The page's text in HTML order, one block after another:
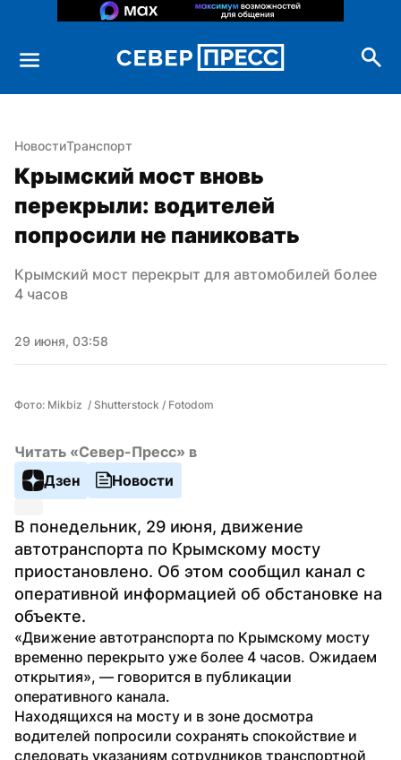
НовостиТранспорт
Крымский мост вновь
перекрыли: водителей
попросили не паниковать
Крымский мост перекрыт для автомобилей более
4 часов
29 июня, 03:58
Фото: Mikbiz  / Shutterstock / Fotodom
Читать «Север-Пресс» в
Дзен
Новости
В понедельник, 29 июня, движение
автотранспорта по Крымскому мосту
приостановлено. Об этом сообщил канал с
оперативной информацией об обстановке на
объекте.
«Движение автотранспорта по Крымскому мосту
временно перекрыто уже более 4 часов. Ожидаем
открытия», — говорится в публикации
оперативного канала.
Находящихся на мосту и в зоне досмотра
водителей попросили сохранять спокойствие и
следовать указаниям сотрудников транспортной